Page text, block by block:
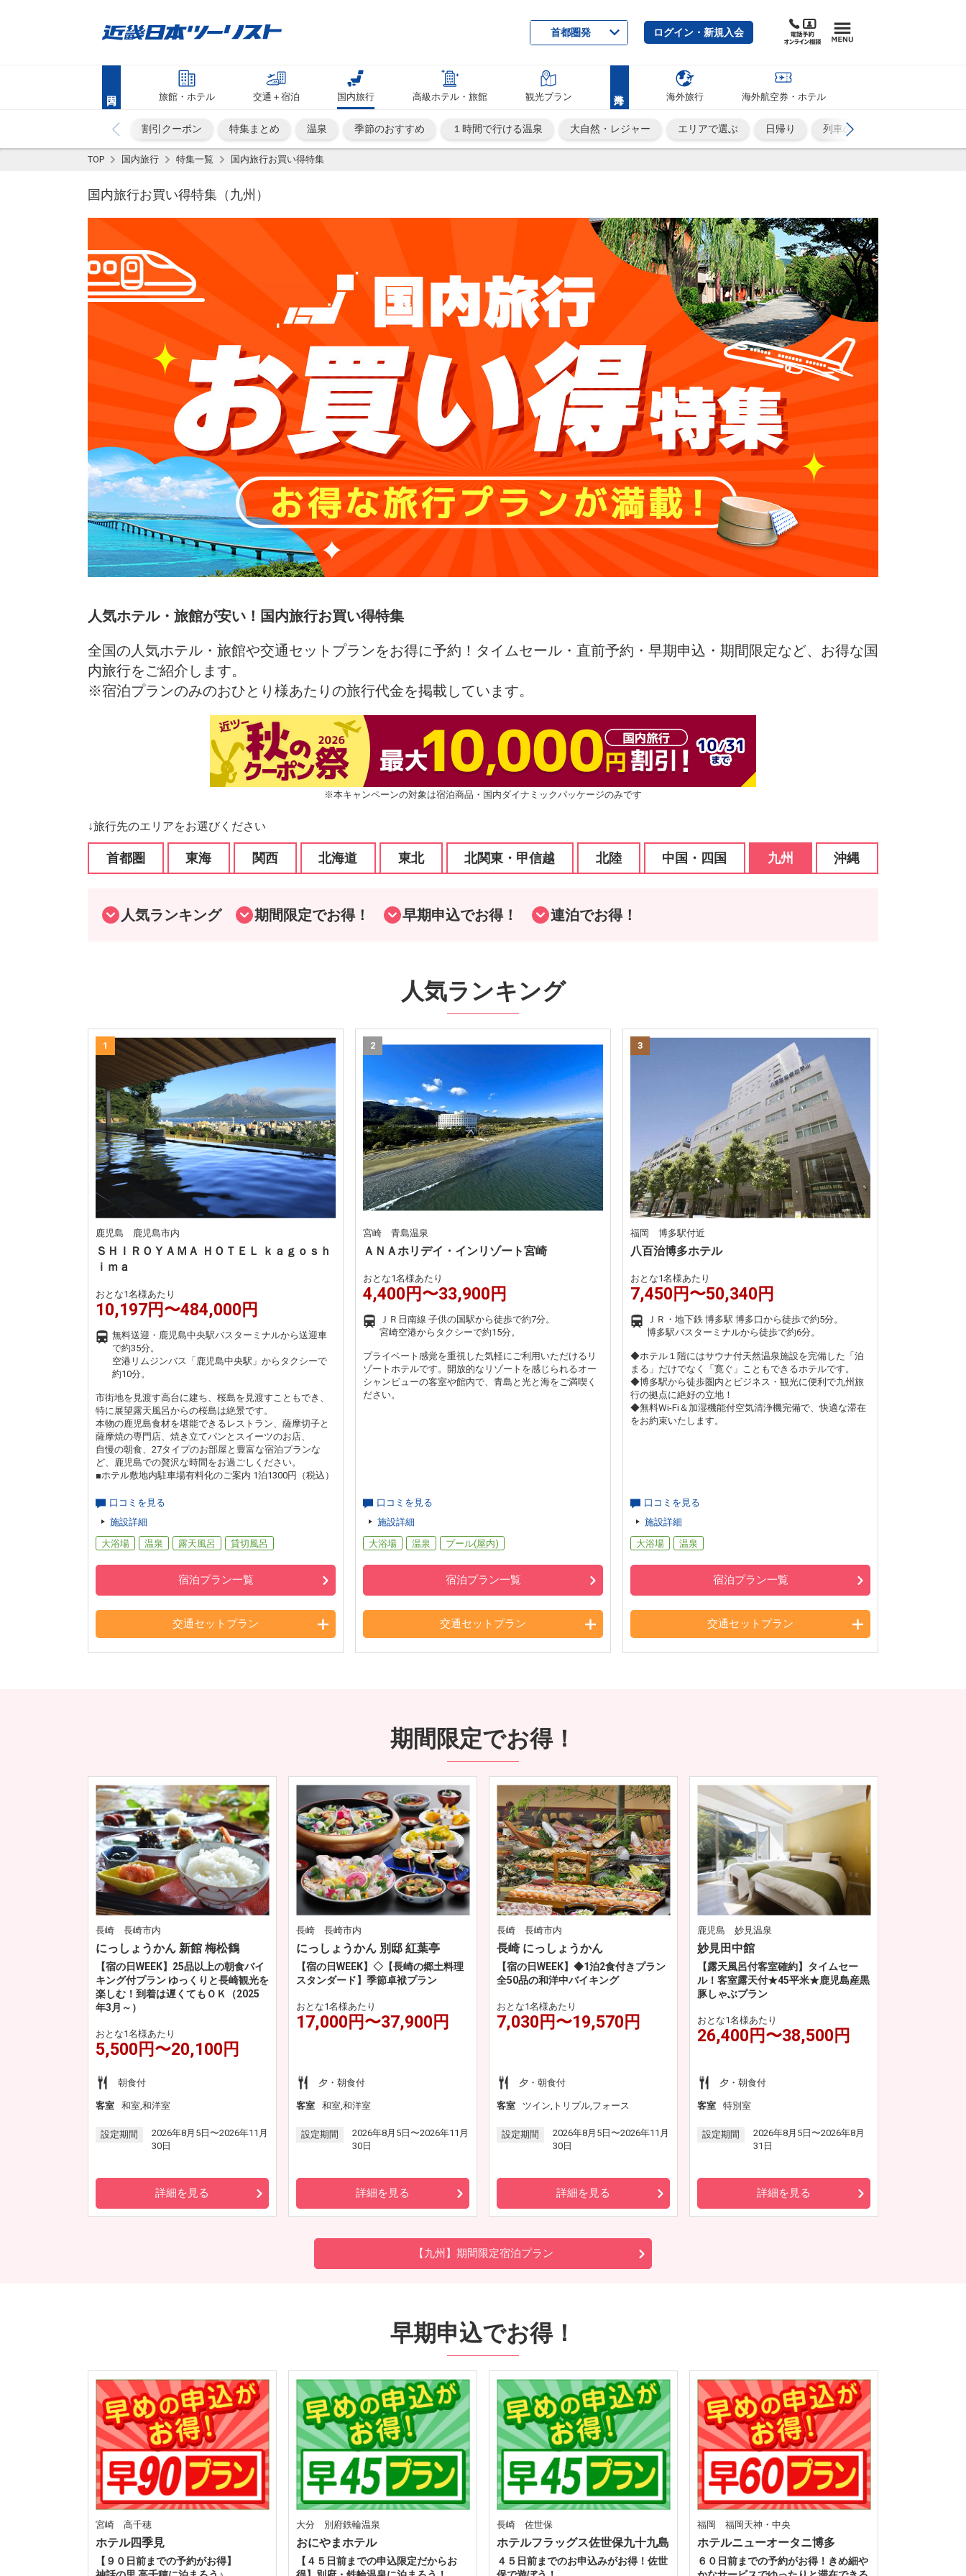
首都圏発 ログイン・新規入会
旅館・ホテル 交通＋宿泊 国内旅行 高級ホテル・旅館 観光プラン 海外旅行 海外航空券・ホテル
割引クーポン 特集まとめ 温泉 季節のおすすめ １時間で行ける温泉 大自然・レジャー エリアで選ぶ 日帰り 列車の旅
TOP 国内旅行 特集一覧 国内旅行お買い得特集
国内旅行お買い得特集（九州）
人気ホテル・旅館が安い！国内旅行お買い得特集
全国の人気ホテル・旅館や交通セットプランをお得に予約！タイムセール・直前予約・早期申込・期間限定など、お得な国
内旅行をご紹介します。
※宿泊プランのみのおひとり様あたりの旅行代金を掲載しています。
※本キャンペーンの対象は宿泊商品・国内ダイナミックパッケージのみです
↓旅行先のエリアをお選びください
首都圏 東海 関西 北海道 東北 北関東・甲信越 北陸 中国・四国 九州 沖縄
人気ランキング 期間限定でお得！ 早期申込でお得！ 連泊でお得！
人気ランキング
1
鹿児島 鹿児島市内
ＳＨＩＲＯＹＡＭＡ ＨＯＴＥＬ ｋａｇｏｓｈ
ｉｍａ
おとな1名様あたり
10,197円〜484,000円
無料送迎・鹿児島中央駅バスターミナルから送迎車
で約35分。
空港リムジンバス「鹿児島中央駅」からタクシーで
約10分。
市街地を見渡す高台に建ち、桜島を見渡すこともでき、
特に展望露天風呂からの桜島は絶景です。
本物の鹿児島食材を堪能できるレストラン、薩摩切子と
薩摩焼の専門店、焼き立てパンとスイーツのお店、
自慢の朝食、27タイプのお部屋と豊富な宿泊プランな
ど、鹿児島での贅沢な時間をお過ごしください。
■ホテル敷地内駐車場有料化のご案内 1泊1300円（税込）
口コミを見る
施設詳細
大浴場
温泉 露天風呂 貸切風呂
宿泊プラン一覧
交通セットプラン
2
宮崎 青島温泉
ＡＮＡホリデイ・インリゾート宮崎
おとな1名様あたり
4,400円〜33,900円
ＪＲ日南線 子供の国駅から徒歩で約7分。
宮崎空港からタクシーで約15分。
プライベート感覚を重視した気軽にご利用いただけるリ
ゾートホテルです。開放的なリゾートを感じられるオー
シャンビューの客室や館内で、青島と光と海をご満喫く
ださい。
口コミを見る
施設詳細
大浴場
温泉 プール(屋内)
宿泊プラン一覧
交通セットプラン
3
福岡 博多駅付近
八百治博多ホテル
おとな1名様あたり
7,450円〜50,340円
ＪＲ・地下鉄 博多駅 博多口から徒歩で約5分。
博多駅バスターミナルから徒歩で約6分。
◆ホテル１階にはサウナ付天然温泉施設を完備した「泊
まる」だけでなく「寛ぐ」こともできるホテルです。
◆博多駅から徒歩圏内とビジネス・観光に便利で九州旅
行の拠点に絶好の立地！
◆無料Wi-Fi＆加湿機能付空気清浄機完備で、快適な滞在
をお約束いたします。
口コミを見る
施設詳細
大浴場
温泉
宿泊プラン一覧
交通セットプラン
期間限定でお得！
長崎 長崎市内
にっしょうかん 新館 梅松鶴
【宿の日WEEK】25品以上の朝食バイ
キング付プラン ゆっくりと長崎観光を
楽しむ！到着は遅くてもＯＫ（2025
年3月～）
おとな1名様あたり
5,500円〜20,100円
朝食付
客室 和室,和洋室
設定期間
2026年8月5日〜2026年11月
30日
詳細を見る
長崎 長崎市内
にっしょうかん 別邸 紅葉亭
【宿の日WEEK】◇【長崎の郷土料理
スタンダード】季節卓袱プラン
おとな1名様あたり
17,000円〜37,900円
夕・朝食付
客室 和室,和洋室
設定期間
2026年8月5日〜2026年11月
30日
詳細を見る
長崎 長崎市内
長崎 にっしょうかん
【宿の日WEEK】◆1泊2食付きプラン
全50品の和洋中バイキング
おとな1名様あたり
7,030円〜19,570円
夕・朝食付
客室 ツイン,トリプル,フォース
設定期間
2026年8月5日〜2026年11月
30日
詳細を見る
鹿児島 妙見温泉
妙見田中館
【露天風呂付客室確約】タイムセー
ル！客室露天付★45平米★鹿児島産黒
豚しゃぶプラン
おとな1名様あたり
26,400円〜38,500円
夕・朝食付
客室 特別室
設定期間
2026年8月5日〜2026年8月
31日
詳細を見る
【九州】期間限定宿泊プラン
早期申込でお得！
宮崎 高千穂
ホテル四季見
【９０日前までの予約がお得】
大分 別府鉄輪温泉
おにやまホテル
【４５日前までの申込限定だからお
長崎 佐世保
ホテルフラッグス佐世保九十九島
４５日前までのお申込みがお得！佐世
福岡 福岡天神・中央
ホテルニューオータニ博多
６０日前までの予約がお得！きめ細や